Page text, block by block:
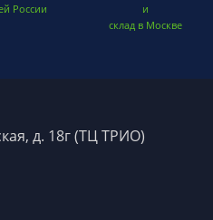
России
и
склад в Москве
д. 18г (ТЦ ТРИО)